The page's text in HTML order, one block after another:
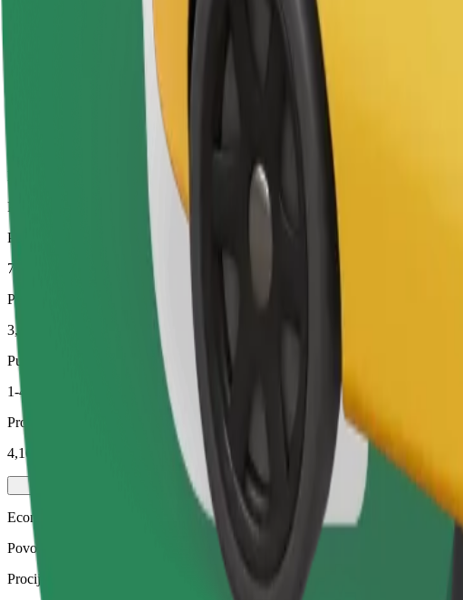
Bolt
Pouzdane vožnje u svakodnevnim automobilima srednje veličine.
Procijenjeno trajanje putovanja
7 min
Procijenjena udaljenost
3,5 km
Putnici
1-4
Procijenjena cijena
4,10 €
Economy
Povoljne vožnje u automobilima s osnovnom opremom
Procijenjeno trajanje putovanja